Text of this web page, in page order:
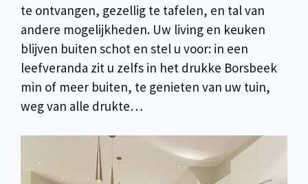
te ontvangen, gezellig te tafelen, en tal van
andere mogelijkheden. Uw living en keuken
blijven buiten schot en stel u voor: in een
leefveranda zit u zelfs in het drukke Borsbeek
min of meer buiten, te genieten van uw tuin,
weg van alle drukte…